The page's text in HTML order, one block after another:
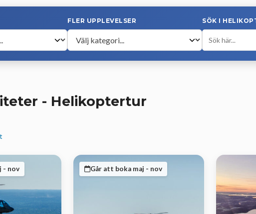
FLER UPPLEVELSER SÖK I
- Helikoptertur
- nov Går att boka maj - nov